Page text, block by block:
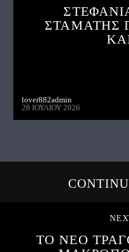
ΣΤΑΜΑΤΗΣ
lover882admin
28 ΙΟΥΛΊΟΥ 2026
ΤΟ ΝΕΟ